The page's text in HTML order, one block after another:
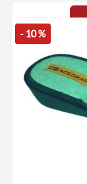
- 10 %